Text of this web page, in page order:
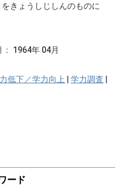
きょうしじしんのものに
1964年 04月
低下／学力向上 学力調査
ード